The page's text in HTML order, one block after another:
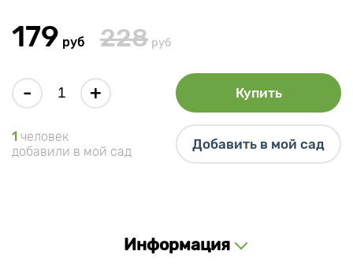
179 руб 228 руб
- + Купить
1 человек
добавили в мой сад
Добавить в мой сад
Информация